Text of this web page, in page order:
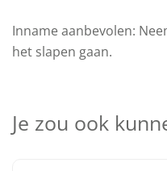
Inname aanbevolen:
het slapen gaan.
Je zou ook